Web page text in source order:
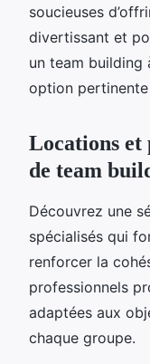
soucieuses
divertissant et
un team building
option
Locations et
de team
Découvrez une
spécialisés qui
renforcer la
professionnels
adaptées aux
chaque groupe.